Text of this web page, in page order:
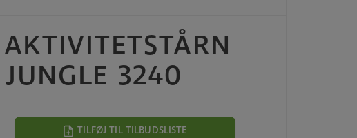
JUNGLE 3240
TILFØJ TIL TILBUDSLISTE